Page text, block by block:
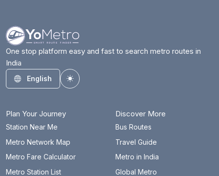
காலடிப்பேட்டை
கோயம்பேடு
சிறிய மலை
மண்ணடி
One stop platform easy and fast to search metro routes in
India
English
Toggle theme
Plan Your Journey
Station Near Me
Metro Network Map
Metro Fare Calculator
Metro Station List
Discover More
Bus Routes
Travel Guide
Metro in India
Global Metro